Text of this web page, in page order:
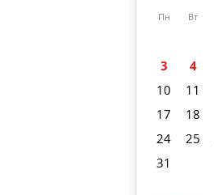
Пн Вт
3
4
10
11
17
18
24
25
31